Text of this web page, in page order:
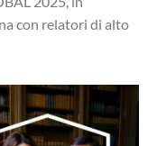
con relatori di alto